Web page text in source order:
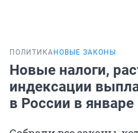
ПОЛИТИКА НОВЫЕ ЗАКОНЫ
Новые налоги,
индексации
в России в январе